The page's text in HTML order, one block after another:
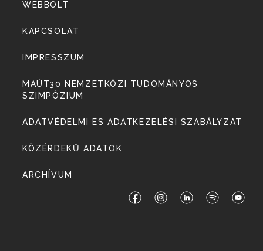
WEBBOLT
KAPCSOLAT
IMPRESSZUM
MAÚT30 NEMZETKÖZI TUDOMÁNYOS
SZIMPÓZIUM
ADATVÉDELMI ÉS ADATKEZELÉSI SZABÁLYZAT
KÖZÉRDEKŰ ADATOK
ARCHÍVUM